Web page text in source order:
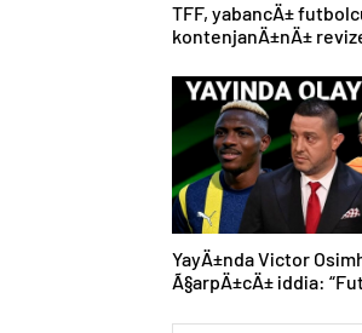
TFF, yabancÄ±
kontenjanÄ±nÄ±
YayÄ±nda Victor
Ã§arpÄ±cÄ± iddia:
olur!”